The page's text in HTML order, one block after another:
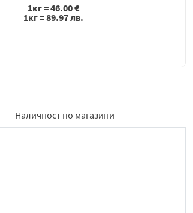
1кг =46.00€
1кг =89.97лв.
Наличност по магазини